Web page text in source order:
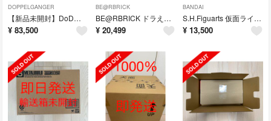
DOPPELGANGER
【新品未開封】DoDタケノコテント2 T8-795-TN
¥ 83,500
BE@RBRICK
BE@RBRICK ドラえもん コミック Ver. 100％ & 400％
¥ 20,499
BANDAI
S.H.Figuarts 仮面ライダー新2号 50th Anniversary
¥ 13,500